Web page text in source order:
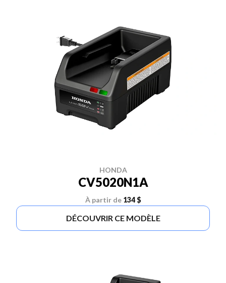
HONDA
CV5020N1A
À partir de 134 $
DÉCOUVRIR CE MODÈLE